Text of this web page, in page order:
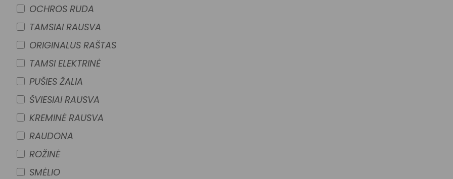
OCHROS RUDA
TAMSIAI RAUSVA
ORIGINALUS RAŠTAS
TAMSI ELEKTRINĖ
PUŠIES ŽALIA
ŠVIESIAI RAUSVA
KREMINĖ RAUSVA
RAUDONA
ROŽINĖ
SMĖLIO